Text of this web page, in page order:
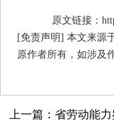
原文链接：
[免责声明] 本文来源
原作者所有，如涉及
上一篇：省劳动能